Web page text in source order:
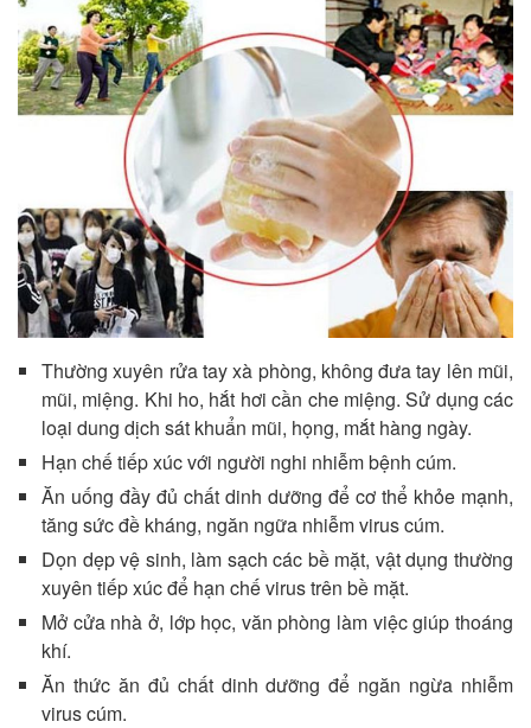
Thường xuyên rửa tay xà phòng, không đưa tay lên mũi,
mũi, miệng. Khi ho, hắt hơi cần che miệng. Sử dụng các
loại dung dịch sát khuẩn mũi, họng, mắt hàng ngày.
Hạn chế tiếp xúc với người nghi nhiễm bệnh cúm.
Ăn uống đầy đủ chất dinh dưỡng để cơ thể khỏe mạnh,
tăng sức đề kháng, ngăn ngữa nhiễm virus cúm.
Dọn dẹp vệ sinh, làm sạch các bề mặt, vật dụng thường
xuyên tiếp xúc để hạn chế virus trên bề mặt.
Mở cửa nhà ở, lớp học, văn phòng làm việc giúp thoáng
khí.
Ăn thức ăn đủ chất dinh dưỡng để ngăn ngừa nhiễm
virus cúm.